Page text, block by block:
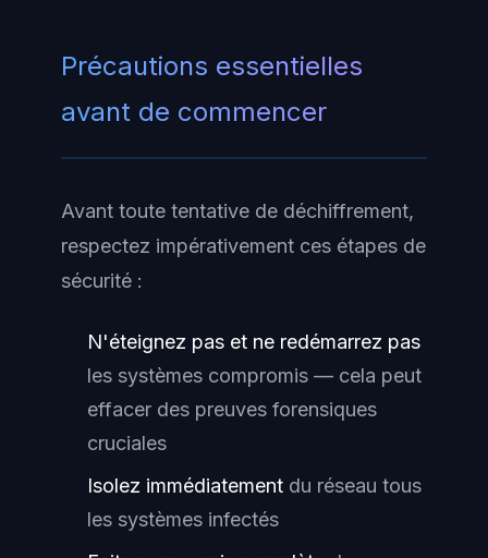
Précautions essentielles
avant de commencer
Avant toute tentative de déchiffrement,
respectez impérativement ces étapes de
sécurité :
N'éteignez pas et ne redémarrez pas
les systèmes compromis — cela peut
effacer des preuves forensiques
cruciales
Isolez immédiatement du réseau tous
les systèmes infectés